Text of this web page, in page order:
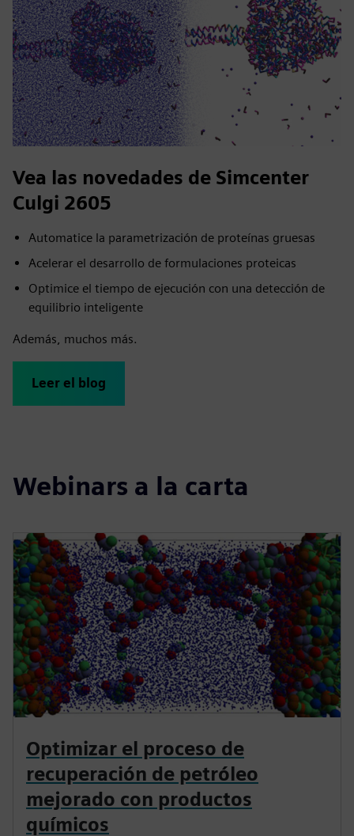
Vea las novedades de Simcenter
Culgi 2605
Automatice la parametrización de proteínas gruesas
Acelerar el desarrollo de formulaciones proteicas
Optimice el tiempo de ejecución con una detección de
equilibrio inteligente
Además, muchos más.
Leer el blog
Webinars a la carta
Optimizar el proceso de
recuperación de petróleo
mejorado con productos
químicos